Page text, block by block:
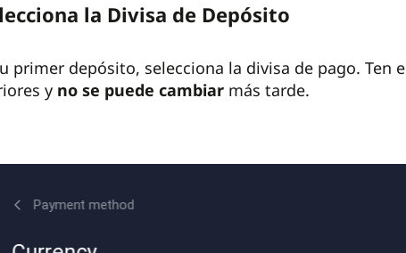
la Divisa de Depósito
primer depósito, selecciona la divisa de pago. Ten
y no se puede cambiar más tarde.